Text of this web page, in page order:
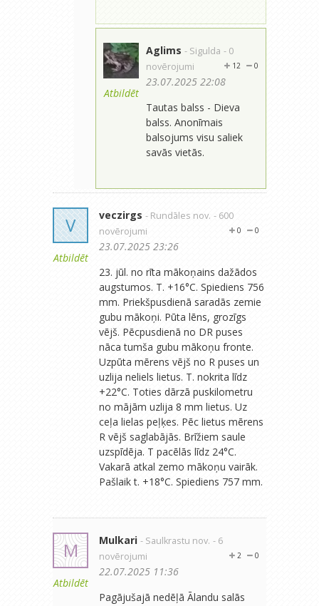
Atbildēt
Aglims - Sigulda - 0
novērojumi
0
12
23.07.2025 22:08
Tautas balss - Dieva
balss. Anonīmais
balsojums visu saliek
savās vietās.
V
Atbildēt
veczirgs - Rundāles nov. - 600
novērojumi
0
0
23.07.2025 23:26
23. jūl. no rīta mākoņains dažādos
augstumos. T. +16°C. Spiediens 756
mm. Priekšpusdienā saradās zemie
gubu mākoņi. Pūta lēns, grozīgs
vējš. Pēcpusdienā no DR puses
nāca tumša gubu mākoņu fronte.
Uzpūta mērens vējš no R puses un
uzlija neliels lietus. T. nokrita līdz
+22°C. Toties dārzā puskilometru
no mājām uzlija 8 mm lietus. Uz
ceļa lielas peļķes. Pēc lietus mērens
R vējš saglabājās. Brīžiem saule
uzspīdēja. T pacēlās līdz 24°C.
Vakarā atkal zemo mākoņu vairāk.
Pašlaik t. +18°C. Spiediens 757 mm.
M
Atbildēt
Mulkari - Saulkrastu nov. - 6
novērojumi
0
2
22.07.2025 11:36
Pagājušajā nedēļā Ālandu salās